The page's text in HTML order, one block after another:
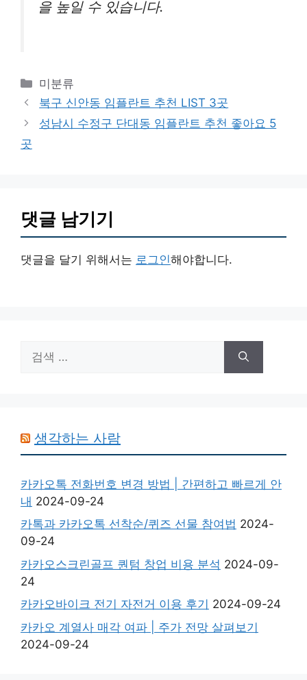
을 높일 수 있습니다.
카
테
고
미분류
북구 신안동 임플란트 추천 LIST 3곳
성남시 수정구 단대동 임플란트 추천 좋아요 5
곳
댓글 남기기
댓글을 달기 위해서는 로그인해야합니다.
색:
생각하는 사람
카카오톡 전화번호 변경 방법 | 간편하고 빠르게 안
내 2024-09-24
카톡과 카카오톡 선착순/퀴즈 선물 참여법 2024-
09-24
카카오스크린골프 퀀텀 창업 비용 분석 2024-09-
24
카카오바이크 전기 자전거 이용 후기 2024-09-24
카카오 계열사 매각 여파 | 주가 전망 살펴보기
2024-09-24